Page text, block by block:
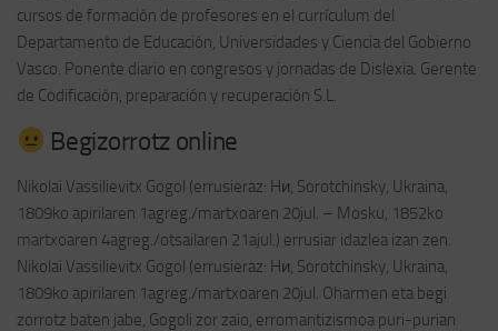
cursos de formación de profesores en el currículum del
Departamento de Educación, Universidades y Ciencia del Gobierno
Vasco. Ponente diario en congresos y jornadas de Dislexia. Gerente
de Codificación, preparación y recuperación S.L.
Begizorrotz online
Nikolai Vassilievitx Gogol (errusieraz: Hи, Sorotchinsky, Ukraina,
1809ko apirilaren 1agreg./martxoaren 20jul. – Mosku, 1852ko
martxoaren 4agreg./otsailaren 21ajul.) errusiar idazlea izan zen.
Nikolai Vassilievitx Gogol (errusieraz: Hи, Sorotchinsky, Ukraina,
1809ko apirilaren 1agreg./martxoaren 20jul. Oharmen eta begi
zorrotz baten jabe, Gogoli zor zaio, erromantizismoa puri-purian